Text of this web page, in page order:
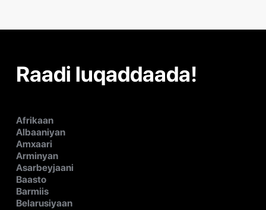
Raadi luqaddaada!
Afrikaan
Albaaniyan
Amxaari
Arminyan
Asarbeyjaani
Baasto
Barmiis
Belarusiyaan